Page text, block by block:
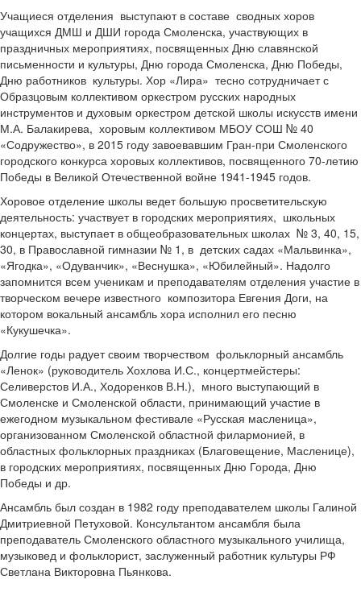
Учащиеся отделения выступают в составе сводных хоров
учащихся ДМШ и ДШИ города Смоленска, участвующих в
праздничных мероприятиях, посвященных Дню славянской
письменности и культуры, Дню города Смоленска, Дню Победы,
Дню работников культуры. Хор «Лира» тесно сотрудничает с
Образцовым коллективом оркестром русских народных
инструментов и духовым оркестром детской школы искусств имени
М.А. Балакирева, хоровым коллективом МБОУ СОШ № 40
«Содружество», в 2015 году завоевавшим Гран-при Смоленского
городского конкурса хоровых коллективов, посвященного 70-летию
Победы в Великой Отечественной войне 1941-1945 годов.
Хоровое отделение школы ведет большую просветительскую
деятельность: участвует в городских мероприятиях, школьных
концертах, выступает в общеобразовательных школах № 3, 40, 15,
30, в Православной гимназии № 1, в детских садах «Мальвинка»,
«Ягодка», «Одуванчик», «Веснушка», «Юбилейный». Надолго
запомнится всем ученикам и преподавателям отделения участие в
творческом вечере известного композитора Евгения Доги, на
котором вокальный ансамбль хора исполнил его песню
«Кукушечка».
Долгие годы радует своим творчеством фольклорный ансамбль
«Ленок» (руководитель Хохлова И.С., концертмейстеры:
Селиверстов И.А., Ходоренков В.Н.), много выступающий в
Смоленске и Смоленской области, принимающий участие в
ежегодном музыкальном фестивале «Русская масленица»,
организованном Смоленской областной филармонией, в
областных фольклорных праздниках (Благовещение, Масленице),
в городских мероприятиях, посвященных Дню Города, Дню
Победы и др.
Ансамбль был создан в 1982 году преподавателем школы Галиной
Дмитриевной Петуховой. Консультантом ансамбля была
преподаватель Смоленского областного музыкального училища,
музыковед и фольклорист, заслуженный работник культуры РФ
Светлана Викторовна Пьянкова.